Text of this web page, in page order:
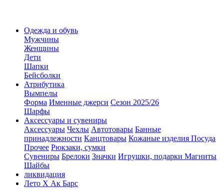
Одежда и обувь
Мужчины
Женщины
Дети
Шапки
Бейсболки
Атрибутика
Вымпелы
Форма Именные джерси Сезон 2025/26
Шарфы
Аксессуары и сувениры
Аксессуары Чехлы Автотовары Банные
принадлежности Канцтовары Кожаные изделия Посуда
Прочее Рюкзаки, сумки
Сувениры Брелоки Значки Игрушки, подарки Магниты
Шайбы
ликвидация
Лето Х Ак Барс